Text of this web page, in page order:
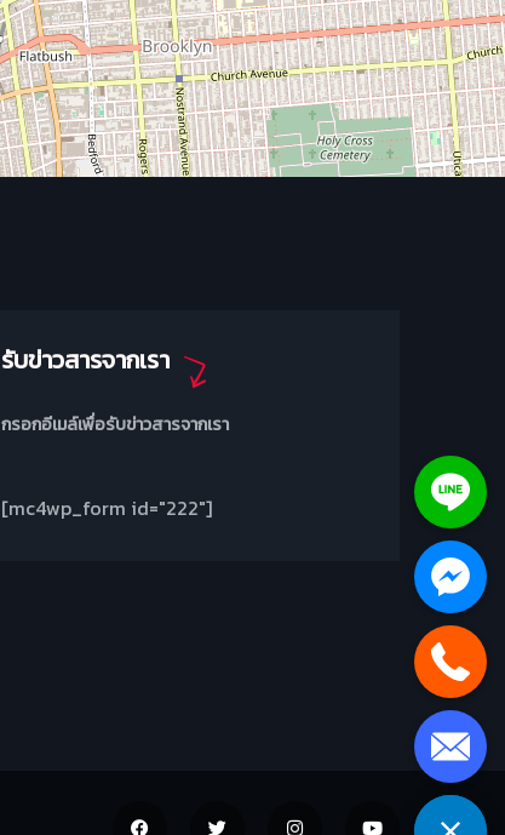
Leaflet
รับข่าวสารจากเรา
กรอกอีเมล์เพื่อรับข่าวสารจากเรา
[mc4wp_form id="222"]